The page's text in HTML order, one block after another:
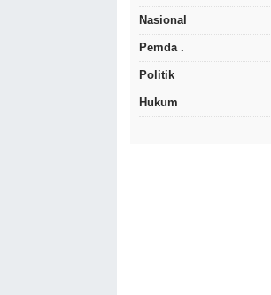
Nasional
Pemda .
Politik
Hukum